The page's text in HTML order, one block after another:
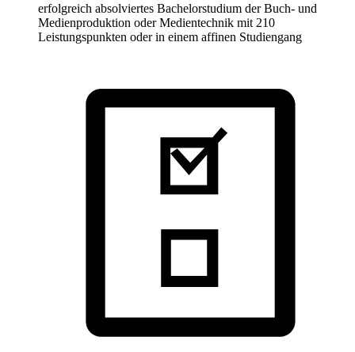
erfolgreich absolviertes Bachelorstudium der Buch- und
Medienproduktion oder Medientechnik mit 210
Leistungspunkten oder in einem affinen Studiengang